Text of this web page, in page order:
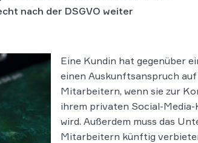
nach der DSGVO weiter
Eine Kundin hat gegenüber
einen Auskunftsanspruch
Mitarbeitern, wenn sie zur
ihrem privaten Social-
wird. Außerdem muss das
Mitarbeitern künftig